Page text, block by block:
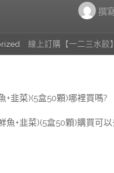
撰
線上訂購【一二三水餃
+韭菜)(5盒50顆)哪裡買嗎?
魚+韭菜)(5盒50顆)購買可